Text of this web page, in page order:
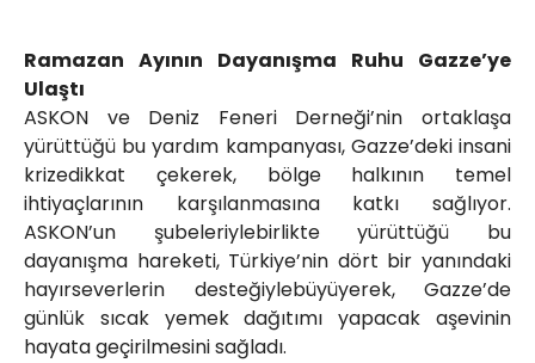
Ramazan Ayının Dayanışma Ruhu Gazze’ye
Ulaştı
ASKON ve Deniz Feneri Derneği’nin ortaklaşa
yürüttüğü bu yardım kampanyası, Gazze’deki insani
krizedikkat çekerek, bölge halkının temel
ihtiyaçlarının karşılanmasına katkı sağlıyor.
ASKON’un şubeleriylebirlikte yürüttüğü bu
dayanışma hareketi, Türkiye’nin dört bir yanındaki
hayırseverlerin desteğiylebüyüyerek, Gazze’de
günlük sıcak yemek dağıtımı yapacak aşevinin
hayata geçirilmesini sağladı.